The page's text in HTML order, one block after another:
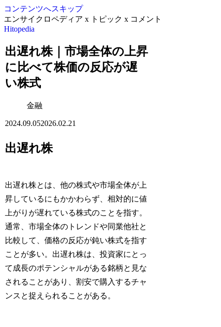
コンテンツへスキップ
エンサイクロペディア x トピック x コメント
Hitopedia
出遅れ株｜市場全体の上昇
に比べて株価の反応が遅
い株式
金融
2024.09.052026.02.21
出遅れ株
出遅れ株とは、他の株式や市場全体が上
昇しているにもかかわらず、相対的に値
上がりが遅れている株式のことを指す。
通常、市場全体のトレンドや同業他社と
比較して、価格の反応が鈍い株式を指す
ことが多い。出遅れ株は、投資家にとっ
て成長のポテンシャルがある銘柄と見な
されることがあり、割安で購入するチャ
ンスと捉えられることがある。